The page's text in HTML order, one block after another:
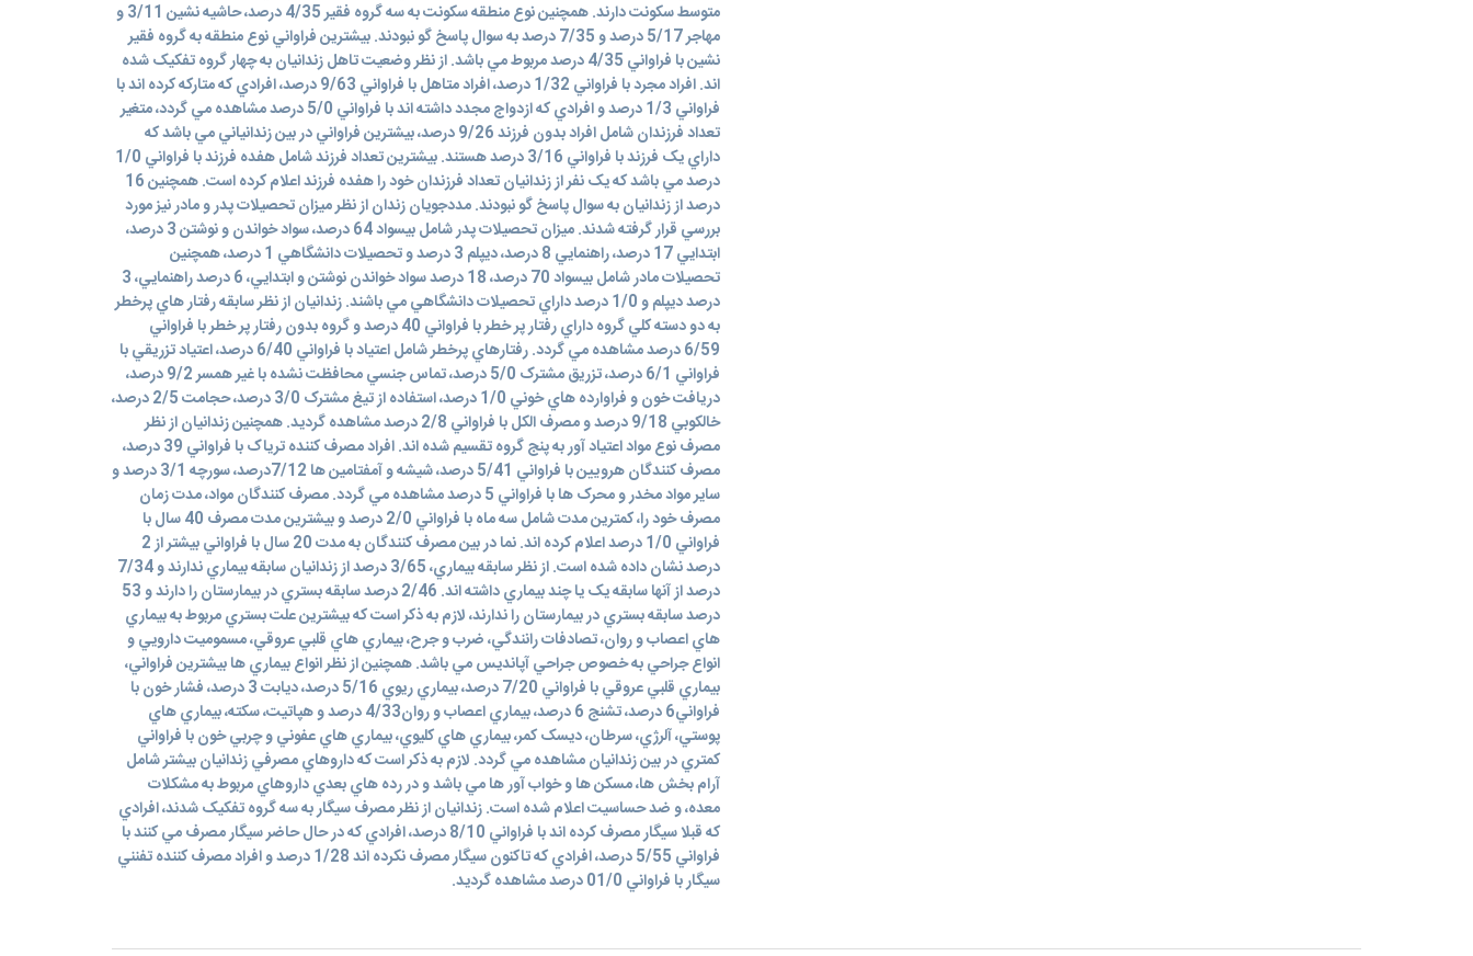
متوسط سکونت دارند. همچنين نوع منطقه سکونت به سه گروه فقير 4/35 درصد، حاشيه نشين 3/11 و
مهاجر 5/17 درصد و 7/35 درصد به سوال پاسخ گو نبودند. بيشترين فراواني نوع منطقه به گروه فقير
نشين با فراواني 4/35 درصد مربوط مي باشد. از نظر وضعيت تاهل زندانيان به چهار گروه تفکيک شده
اند. افراد مجرد با فراواني 1/32 درصد، افراد متاهل با فراواني 9/63 درصد، افرادي که متارکه کرده اند با
فراواني 1/3 درصد و افرادي که ازدواج مجدد داشته اند با فراواني 5/0 درصد مشاهده مي گردد، متغير
تعداد فرزندان شامل افراد بدون فرزند 9/26 درصد، بيشترين فراواني در بين زندانياني مي باشد که
داراي يک فرزند با فراواني 3/16 درصد هستند. بيشترين تعداد فرزند شامل هفده فرزند با فراواني 1/0
درصد مي باشد که يک نفر از زندانيان تعداد فرزندان خود را هفده فرزند اعلام کرده است. همچنين 16
درصد از زندانيان به سوال پاسخ گو نبودند. مددجويان زندان از نظر ميزان تحصيلات پدر و مادر نيز مورد
بررسي قرار گرفته شدند. ميزان تحصيلات پدر شامل بيسواد 64 درصد، سواد خواندن و نوشتن 3 درصد،
ابتدايي 17 درصد، راهنمايي 8 درصد، ديپلم 3 درصد و تحصيلات دانشگاهي 1 درصد، همچنين
تحصيلات مادر شامل بيسواد 70 درصد، 18 درصد سواد خواندن نوشتن و ابتدايي، 6 درصد راهنمايي، 3
درصد ديپلم و 1/0 درصد داراي تحصيلات دانشگاهي مي باشند. زندانيان از نظر سابقه رفتار هاي پرخطر
به دو دسته کلي گروه داراي رفتار پر خطر با فراواني 40 درصد و گروه بدون رفتار پر خطر با فراواني
6/59 درصد مشاهده مي گردد. رفتارهاي پرخطر شامل اعتياد با فراواني 6/40 درصد، اعتياد تزريقي با
فراواني 6/1 درصد، تزريق مشترک 5/0 درصد، تماس جنسي محافظت نشده با غير همسر 9/2 درصد،
دريافت خون و فراوارده هاي خوني 1/0 درصد، استفاده از تيغ مشترک 3/0 درصد، حجامت 2/5 درصد،
خالکوبي 9/18 درصد و مصرف الکل با فراواني 2/8 درصد مشاهده گرديد. همچنين زندانيان از نظر
مصرف نوع مواد اعتياد آور به پنج گروه تقسيم شده اند. افراد مصرف کننده ترياک با فراواني 39 درصد،
مصرف کنندگان هرويين با فراواني 5/41 درصد، شيشه و آمفتامين ها 7/12درصد، سورچه 3/1 درصد و
ساير مواد مخدر و محرک ها با فراواني 5 درصد مشاهده مي گردد. مصرف کنندگان مواد، مدت زمان
مصرف خود را، کمترين مدت شامل سه ماه با فراواني 2/0 درصد و بيشترين مدت مصرف 40 سال با
فراواني 1/0 درصد اعلام کرده اند. نما در بين مصرف کنندگان به مدت 20 سال با فراواني بيشتر از 2
درصد نشان داده شده است. از نظر سابقه بيماري، 3/65 درصد از زندانيان سابقه بيماري ندارند و 7/34
درصد از آنها سابقه يک يا چند بيماري داشته اند. 2/46 درصد سابقه بستري در بيمارستان را دارند و 53
درصد سابقه بستري در بيمارستان را ندارند، لازم به ذکر است که بيشترين علت بستري مربوط به بيماري
هاي اعصاب و روان، تصادفات رانندگي، ضرب و جرح، بيماري هاي قلبي عروقي، مسموميت دارويي و
انواع جراحي به خصوص جراحي آپانديس مي باشد. همچنين از نظر انواع بيماري ها بيشترين فراواني،
بيماري قلبي عروقي با فراواني 7/20 درصد، بيماري ريوي 5/16 درصد، ديابت 3 درصد، فشار خون با
فراواني6 درصد، تشنج 6 درصد، بيماري اعصاب و روان4/33 درصد و هپاتيت، سکته، بيماري هاي
پوستي، آلرژي، سرطان، ديسک کمر، بيماري هاي کليوي، بيماري هاي عفوني و چربي خون با فراواني
کمتري در بين زندانيان مشاهده مي گردد. لازم به ذکر است که داروهاي مصرفي زندانيان بيشتر شامل
آرام بخش ها، مسکن ها و خواب آور ها مي باشد و در رده هاي بعدي داروهاي مربوط به مشکلات
معده، و ضد حساسيت اعلام شده است. زندانيان از نظر مصرف سيگار به سه گروه تفکيک شدند، افرادي
که قبلا سيگار مصرف کرده اند با فراواني 8/10 درصد، افرادي که در حال حاضر سيگار مصرف مي کنند با
فراواني 5/55 درصد، افرادي که تاکنون سيگار مصرف نکرده اند 1/28 درصد و افراد مصرف کننده تفنني
سيگار با فراواني 01/0 درصد مشاهده گرديد.